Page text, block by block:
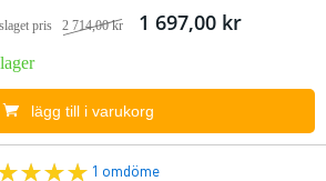
pris 2 714,00 kr 1 697,00 kr
lägg till i varukorg
1 omdöme